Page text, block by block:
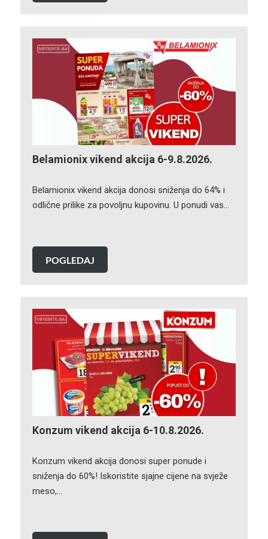
Belamionix vikend akcija 6-9.8.2026.
Belamionix vikend akcija donosi sniženja do 64% i
odlične prilike za povoljnu kupovinu. U ponudi vas…
POGLEDAJ
Konzum vikend akcija 6-10.8.2026.
Konzum vikend akcija donosi super ponude i
sniženja do 60%! Iskoristite sjajne cijene na svježe
meso,…